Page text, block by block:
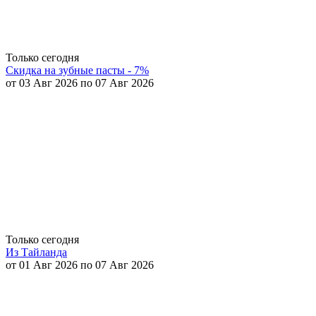
Только сегодня
Скидка на зубные пасты - 7%
от 03 Авг 2026 по 07 Авг 2026
Только сегодня
Из Тайланда
от 01 Авг 2026 по 07 Авг 2026